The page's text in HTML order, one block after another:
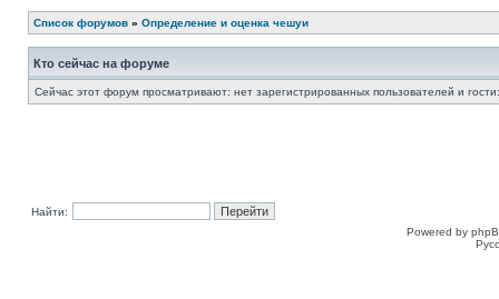
Список форумов » Определение и оценка чешуи
Кто сейчас на форуме
Сейчас этот форум просматривают: нет зарегистрированных пользователей и
Найти:
Powered by